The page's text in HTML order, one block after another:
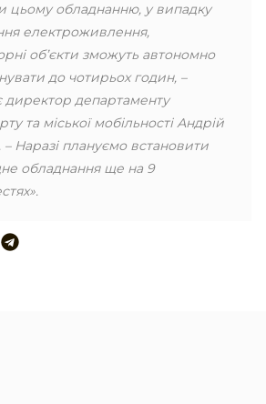
цьому обладнанню, у випадку
електроживлення,
об’єкти зможуть автономно
до чотирьох годин, –
директор департаменту
та міської мобільності Андрій
– Наразі плануємо встановити
обладнання ще на 9